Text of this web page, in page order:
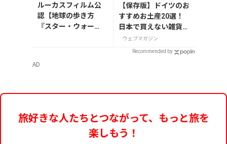
ルーカスフィルム公
認【地球の歩き方
『スター・ウォー
リバーシブル帯付き
【保存版】ドイツのお
すすめお土産20選！
日本で買えない雑貨か
らお菓子まで徹底紹介
ウェブマガジン
Recommended by
AD
旅好きな人たちとつながって、もっと旅を
楽しもう！